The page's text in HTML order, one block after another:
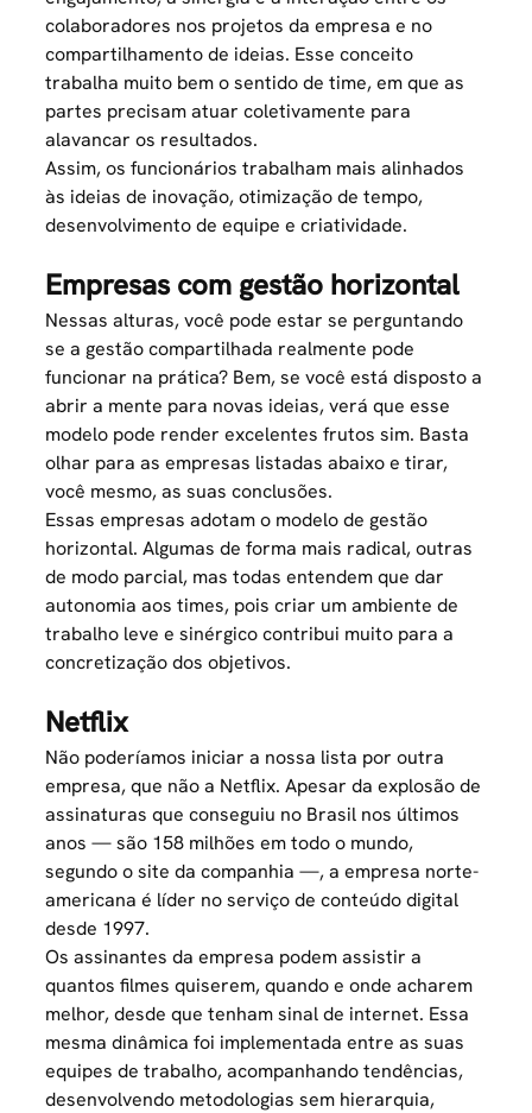
colaboradores nos projetos da empresa e no
compartilhamento de ideias. Esse conceito
trabalha muito bem o sentido de time, em que as
partes precisam atuar coletivamente para
alavancar os resultados.
Assim, os funcionários trabalham mais alinhados
às ideias de inovação, otimização de tempo,
desenvolvimento de equipe e criatividade.
Empresas com gestão horizontal
Nessas alturas, você pode estar se perguntando
se a gestão compartilhada realmente pode
funcionar na prática? Bem, se você está disposto a
abrir a mente para novas ideias, verá que esse
modelo pode render excelentes frutos sim. Basta
olhar para as empresas listadas abaixo e tirar,
você mesmo, as suas conclusões.
Essas empresas adotam o modelo de gestão
horizontal. Algumas de forma mais radical, outras
de modo parcial, mas todas entendem que dar
autonomia aos times, pois criar um ambiente de
trabalho leve e sinérgico contribui muito para a
concretização dos objetivos.
Netflix
Não poderíamos iniciar a nossa lista por outra
empresa, que não a Netflix. Apesar da explosão de
assinaturas que conseguiu no Brasil nos últimos
anos — são 158 milhões em todo o mundo,
segundo osite da companhia —, a empresa norte-
americana é líder no serviço de conteúdo digital
desde 1997.
Os assinantes da empresa podem assistir a
quantos filmes quiserem, quando e onde acharem
melhor, desde que tenham sinal de internet. Essa
mesma dinâmica foi implementada entre as suas
equipes de trabalho, acompanhando tendências,
desenvolvendo metodologias sem hierarquia,